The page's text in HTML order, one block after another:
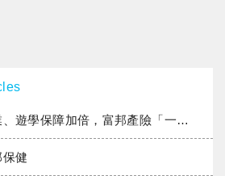
倍，富邦產險「一期逐夢」專案加碼遠距醫療與緊急救援
健